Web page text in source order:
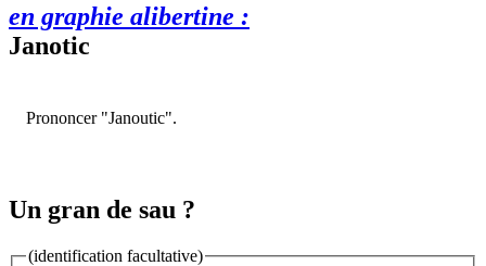
en graphie alibertine :
Janotic
Prononcer "Janoutic".
Un gran de sau ?
(identification facultative)